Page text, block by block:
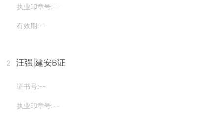
执业印章号:--
有效期:--
2 汪强 |建安B证
证书号:--
执业印章号:--